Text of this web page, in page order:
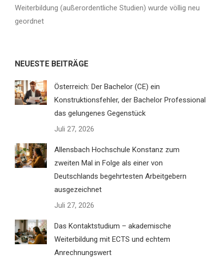
Weiterbildung (außerordentliche Studien) wurde völlig neu
geordnet
NEUESTE BEITRÄGE
Österreich: Der Bachelor (CE) ein
Konstruktionsfehler, der Bachelor Professional
das gelungenes Gegenstück
Juli 27, 2026
Allensbach Hochschule Konstanz zum
zweiten Mal in Folge als einer von
Deutschlands begehrtesten Arbeitgebern
ausgezeichnet
Juli 27, 2026
Das Kontaktstudium – akademische
Weiterbildung mit ECTS und echtem
Anrechnungswert